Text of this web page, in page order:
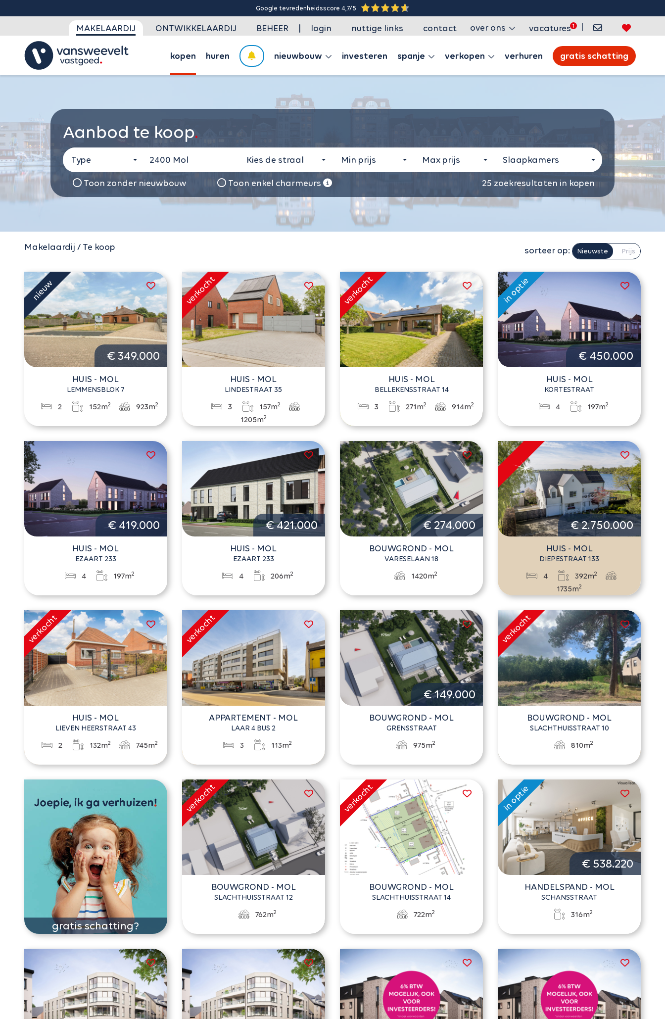
Google tevredenheidsscore 4,7/5
MAKELAARDIJ ONTWIKKELAARDIJ BEHEER | login nuttige links contact over ons vacatures |
kopen huren nieuwbouw investeren spanje verkopen verhuren gratis schatting
Aanbod te koop
Type Kies de straal Min prijs Max prijs Slaapkamers
25 zoekresultaten in kopen
Toon zonder nieuwbouw Toon enkel charmeurs
Makelaardij / Te koop sorteer op: Nieuwste Prijs
€ 349.000
HUIS - MOL
LEMMENSBLOK 7
2 152m2 923m2
HUIS - MOL
LINDESTRAAT 35
3 157m2
1205m2
HUIS - MOL
BELLEKENSSTRAAT 14
3 271m2 914m2
€ 450.000
HUIS - MOL
KORTESTRAAT
4 197m2
€ 419.000
HUIS - MOL
EZAART 233
4 197m2
€ 421.000
HUIS - MOL
EZAART 233
4 206m2
€ 274.000
BOUWGROND - MOL
VARESELAAN 18
1420m2
€ 2.750.000
HUIS - MOL
DIEPESTRAAT 133
4 392m2
1735m2
HUIS - MOL
LIEVEN HEERSTRAAT 43
2 132m2 745m2
APPARTEMENT - MOL
LAAR 4 BUS 2
3 113m2
€ 149.000
BOUWGROND - MOL
GRENSSTRAAT
975m2
BOUWGROND - MOL
SLACHTHUISSTRAAT 10
810m2
gratis schatting?
BOUWGROND - MOL
SLACHTHUISSTRAAT 12
762m2
BOUWGROND - MOL
SLACHTHUISSTRAAT 14
722m2
€ 538.220
HANDELSPAND - MOL
SCHANSSTRAAT
316m2